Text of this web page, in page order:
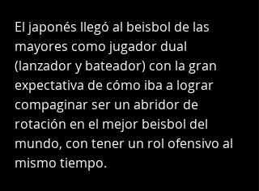
El japonés llegó al beisbol de las
mayores como jugador dual
(lanzador y bateador) con la gran
expectativa de cómo iba a lograr
compaginar ser un abridor de
rotación en el mejor beisbol del
mundo, con tener un rol ofensivo al
mismo tiempo.